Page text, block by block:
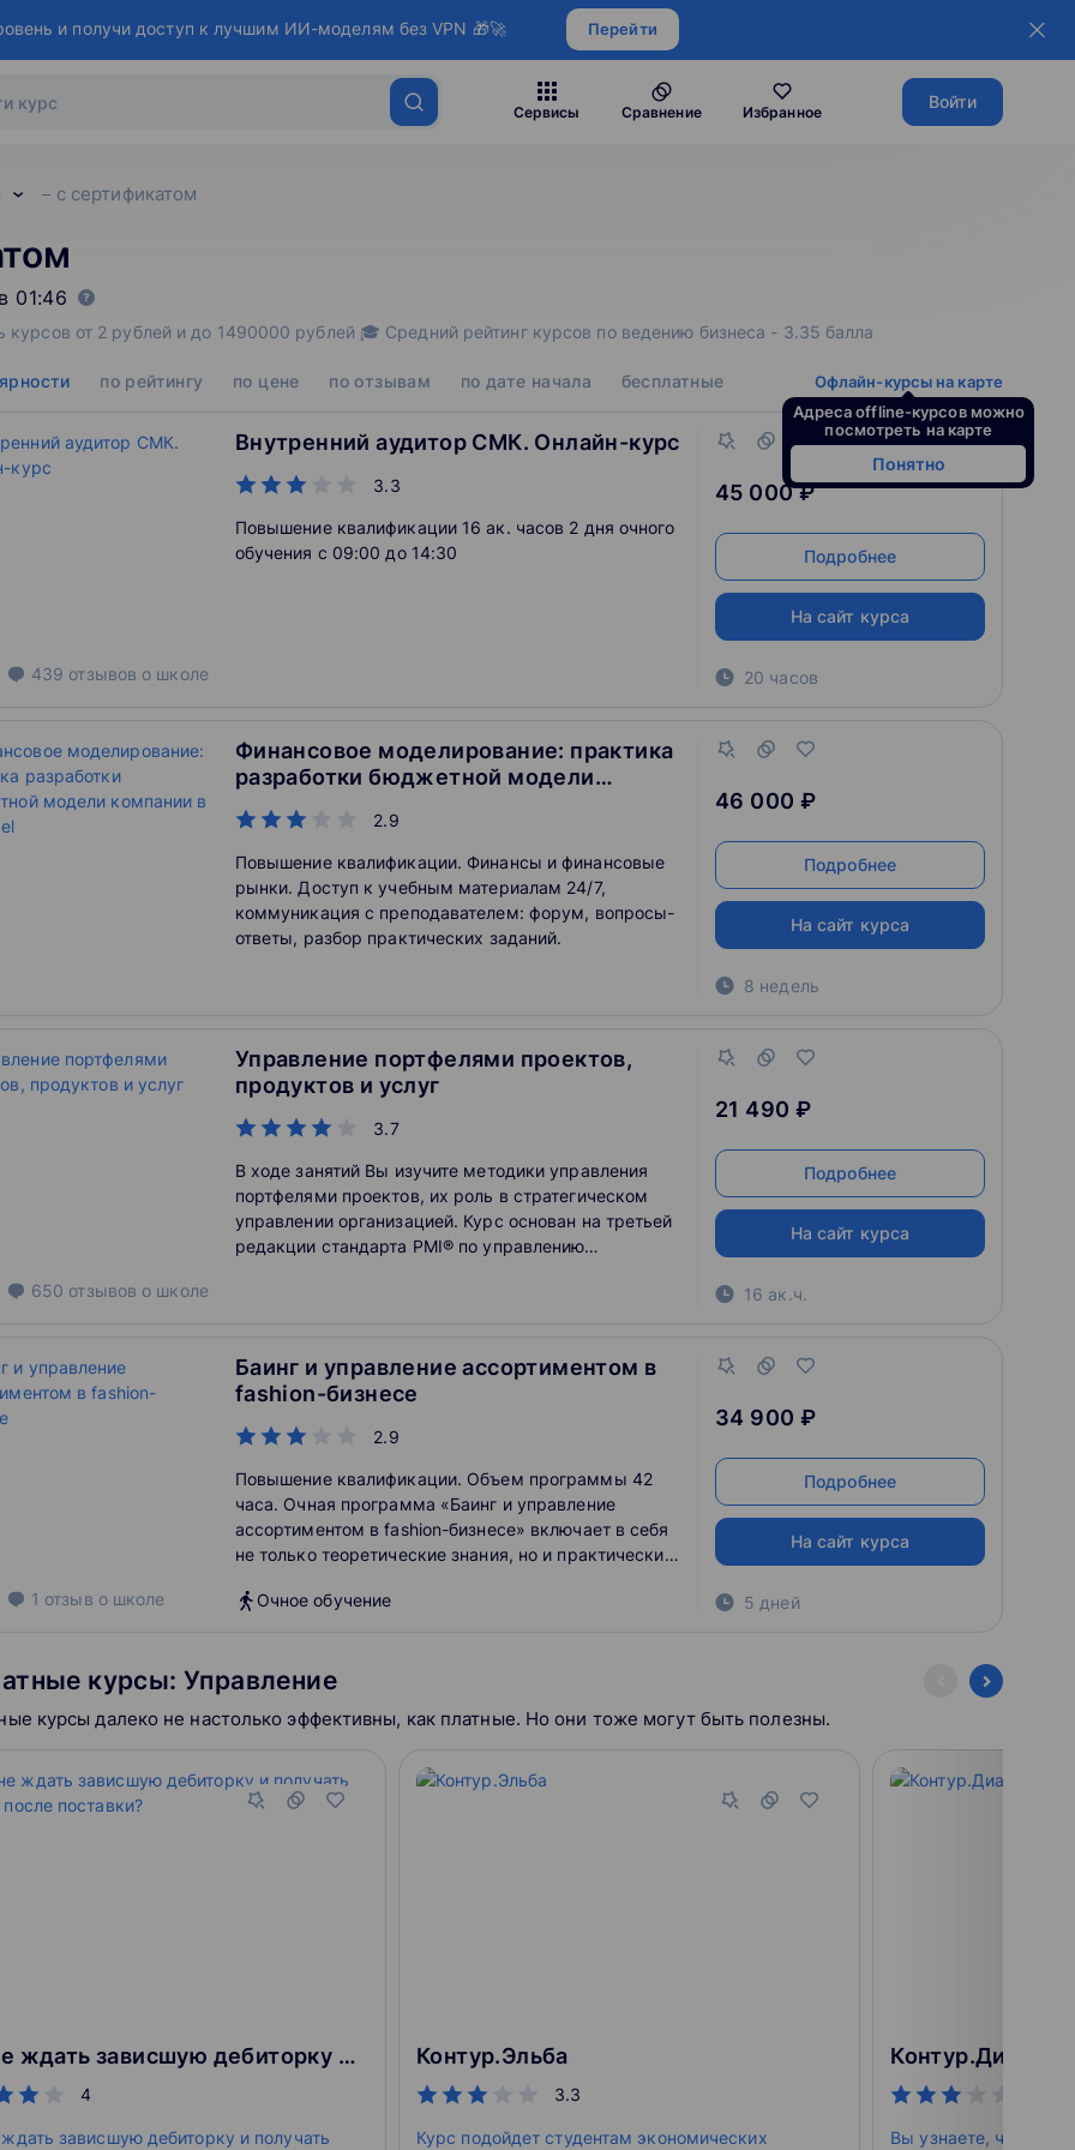
и получи доступ к лучшим ИИ-моделям без VPN 🎁🚀 Перейти
Сервисы Сравнение Избранное
Войти
с сертификатом
01:46
от 2 рублей и до 1490000 рублей 🎓 Средний рейтинг курсов по ведению бизнеса - 3.35 балла
по рейтингу по цене по отзывам по дате начала бесплатные
Офлайн-курсы на карте
Адреса offline-курсов можно
посмотреть на карте
Понятно
439 отзывов о школе
Внутренний аудитор СМК. Онлайн-курс
3.3
Повышение квалификации 16 ак. часов 2 дня очного
обучения c 09:00 до 14:30
45 000 ₽
Подробнее
На сайт курса
20 часов
Финансовое моделирование: практика
разработки бюджетной модели
2.9
Повышение квалификации. Финансы и финансовые
рынки. Доступ к учебным материалам 24/7,
коммуникация с преподавателем: форум, вопросы-
ответы, разбор практических заданий.
46 000 ₽
Подробнее
На сайт курса
8 недель
650 отзывов о школе
Управление портфелями проектов,
продуктов и услуг
3.7
В ходе занятий Вы изучите методики управления
портфелями проектов, их роль в стратегическом
управлении организацией. Курс основан на третьей
редакции стандарта PMI® по управлению
портфелями, о стандартах PMI в этой области.
21 490 ₽
Подробнее
На сайт курса
16 ак.ч.
1 отзыв о школе
Баинг и управление ассортиментом в
fashion-бизнесе
2.9
Повышение квалификации. Объем программы 42
часа. Очная программа «Баинг и управление
ассортиментом в fashion-бизнесе» включает в себя
не только теоретические знания, но и практические
интенсив будет полезен как для байеров,
в модной сфере.
Очное обучение
34 900 ₽
Подробнее
На сайт курса
5 дней
курсы: Управление
курсы далеко не настолько эффективны, как платные. Но они тоже могут быть полезны.
Как не ждать зависшую дебиторку и получать деньги после поставки?
4
зависшую дебиторку и получать
Контур.Эльба
3.3
Курс подойдет студентам экономических
Контур.Диадок
Вы узнаете, что